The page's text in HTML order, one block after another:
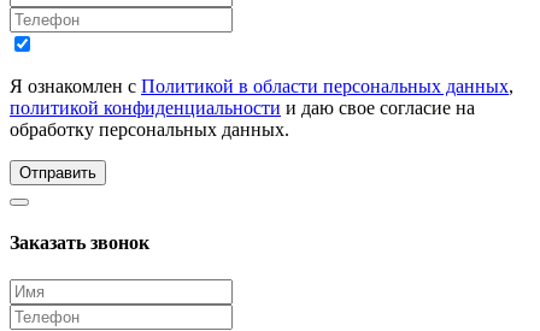
Я ознакомлен с Политикой в области персональных данных,
политикой конфиденциальности и даю свое согласие на
обработку персональных данных.
Отправить
Заказать звонок